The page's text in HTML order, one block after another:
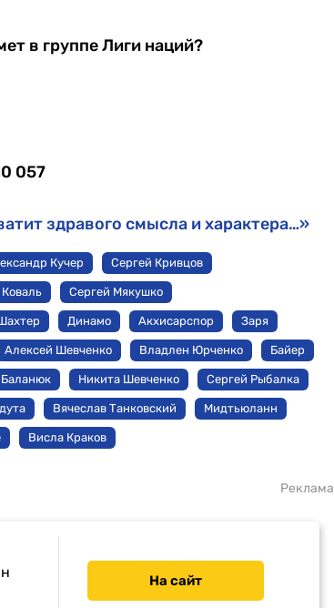
в группе Лиги наций?
057
здравого смысла и характера…»
Кучер Сергей Кривцов
Сергей Мякушко
Динамо Акхисарспор Заря
Алексей Шевченко Владлен Юрченко Байер
Никита Шевченко Сергей Рыбалка
Вячеслав Танковский Мидтьюланн
Висла Краков
Реклама
На сайт